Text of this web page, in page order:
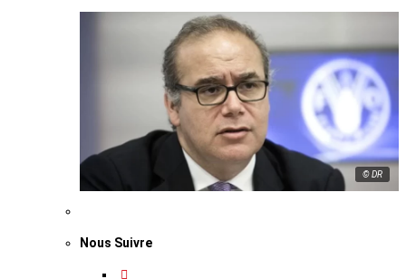
© DR
Nous Suivre